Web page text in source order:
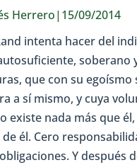
Herrero|15/09/2014
intenta hacer del
soberano
que con su egoísmo
a sí mismo, y cuya
existe nada más que
él. Cero
Y después